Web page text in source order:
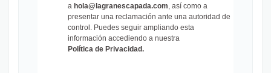
a hola@lagranescapada.com , así como a
presentar una reclamación ante una autoridad de
control. Puedes seguir ampliando esta
información accediendo a nuestra
Política de Privacidad.